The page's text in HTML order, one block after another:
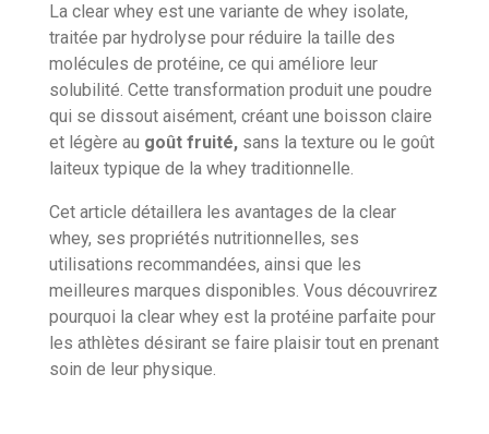
La clear whey est une variante de whey isolate,
traitée par hydrolyse pour réduire la taille des
molécules de protéine, ce qui améliore leur
solubilité. Cette transformation produit une poudre
qui se dissout aisément, créant une boisson claire
et légère au goût fruité,sans la texture ou le goût
laiteux typique de la whey traditionnelle.
Cet article détaillera les avantages de la clear
whey, ses propriétés nutritionnelles, ses
utilisations recommandées, ainsi que les
meilleures marques disponibles. Vous découvrirez
pourquoi la clear whey est la protéine parfaite pour
les athlètes désirant se faire plaisir tout en prenant
soin de leur physique.